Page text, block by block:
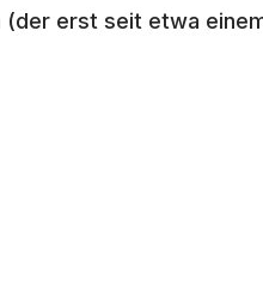
erst seit etwa